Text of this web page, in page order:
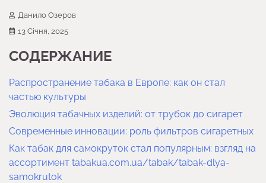
Данило Озеров
13 Січня, 2025
СОДЕРЖАНИЕ
Распространение табака в Европе: как он стал
частью культуры
Эволюция табачных изделий: от трубок до сигарет
Современные инновации: роль фильтров сигаретных
Как табак для самокруток стал популярным: взгляд на
ассортимент tabakua.com.ua/tabak/tabak-dlya-
samokrutok